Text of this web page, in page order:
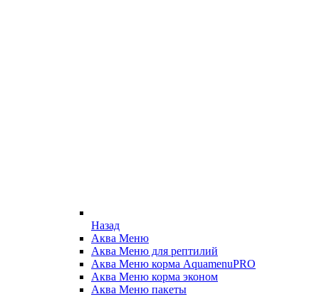
Назад
Аква Меню
Аква Меню для рептилий
Аква Меню корма AquamenuPRO
Аква Меню корма эконом
Аква Меню пакеты